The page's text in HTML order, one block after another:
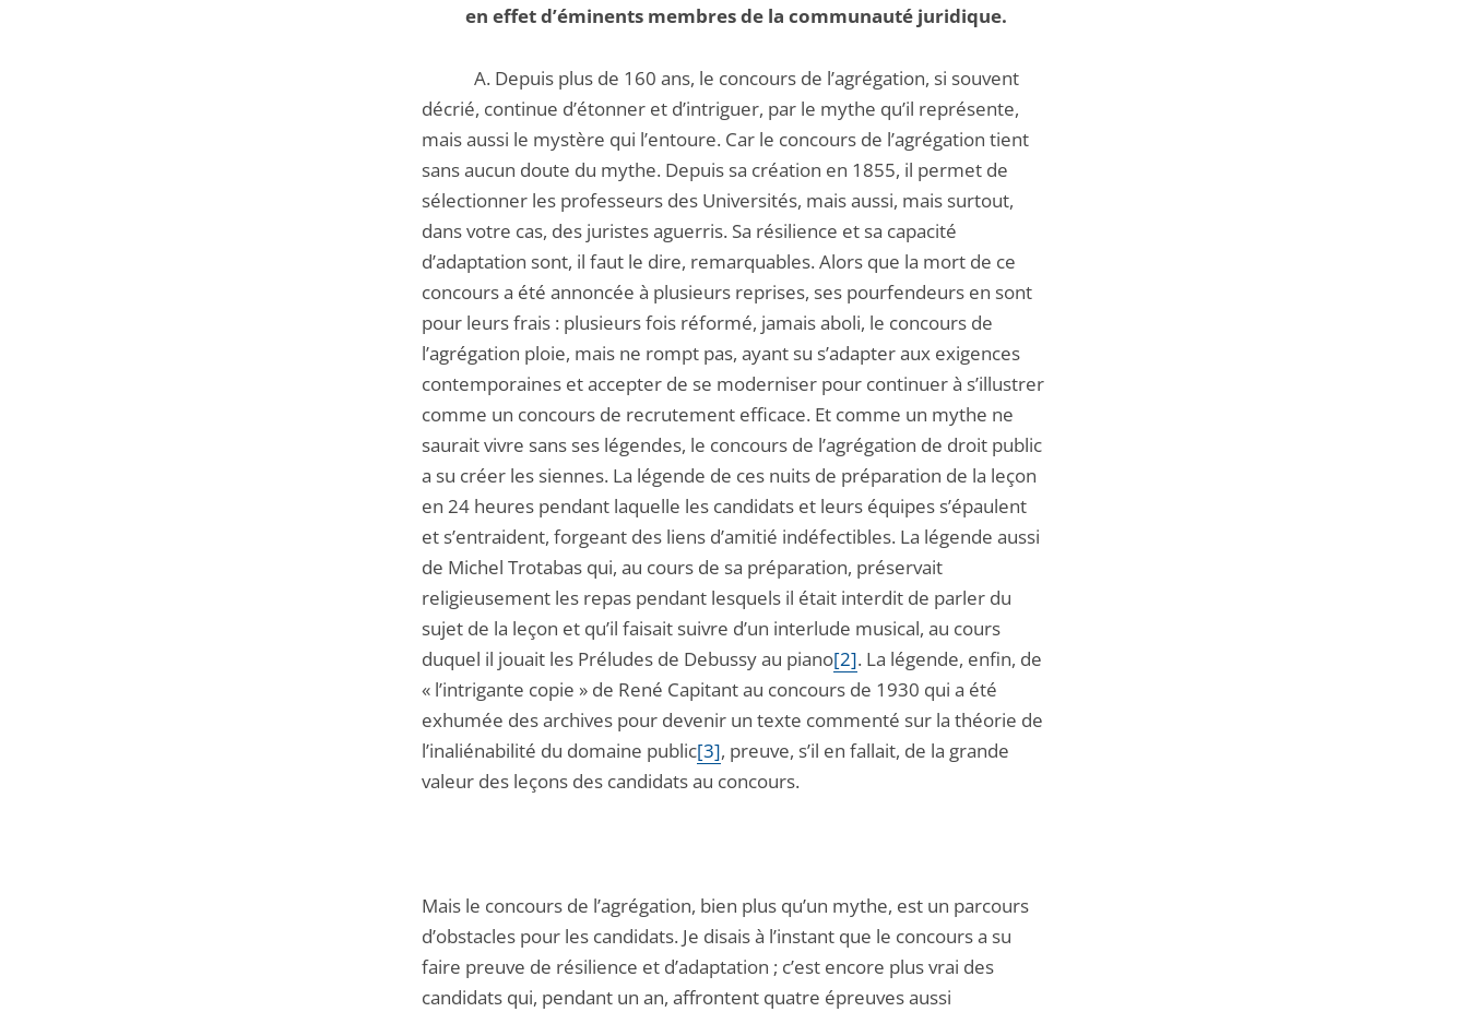
en effet d’éminents membres de la communauté juridique.
A. Depuis plus de 160 ans, le concours de l’agrégation, si souvent
décrié, continue d’étonner et d’intriguer, par le mythe qu’il représente,
mais aussi le mystère qui l’entoure. Car le concours de l’agrégation tient
sans aucun doute du mythe. Depuis sa création en 1855, il permet de
sélectionner les professeurs des Universités, mais aussi, mais surtout,
dans votre cas, des juristes aguerris. Sa résilience et sa capacité
d’adaptation sont, il faut le dire, remarquables. Alors que la mort de ce
concours a été annoncée à plusieurs reprises, ses pourfendeurs en sont
pour leurs frais : plusieurs fois réformé, jamais aboli, le concours de
l’agrégation ploie, mais ne rompt pas, ayant su s’adapter aux exigences
contemporaines et accepter de se moderniser pour continuer à s’illustrer
comme un concours de recrutement efficace. Et comme un mythe ne
saurait vivre sans ses légendes, le concours de l’agrégation de droit public
a su créer les siennes. La légende de ces nuits de préparation de la leçon
en 24 heures pendant laquelle les candidats et leurs équipes s’épaulent
et s’entraident, forgeant des liens d’amitié indéfectibles. La légende aussi
de Michel Trotabas qui, au cours de sa préparation, préservait
religieusement les repas pendant lesquels il était interdit de parler du
sujet de la leçon et qu’il faisait suivre d’un interlude musical, au cours
duquel il jouait les Préludes de Debussy au piano[2]. La légende, enfin, de
« l’intrigante copie » de René Capitant au concours de 1930 qui a été
exhumée des archives pour devenir un texte commenté sur la théorie de
l’inaliénabilité du domaine public[3], preuve, s’il en fallait, de la grande
valeur des leçons des candidats au concours.
Mais le concours de l’agrégation, bien plus qu’un mythe, est un parcours
d’obstacles pour les candidats. Je disais à l’instant que le concours a su
faire preuve de résilience et d’adaptation ; c’est encore plus vrai des
candidats qui, pendant un an, affrontent quatre épreuves aussi